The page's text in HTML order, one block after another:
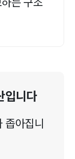
입니다
좁아집니